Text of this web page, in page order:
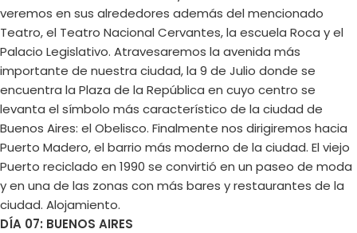
veremos en sus alrededores además del mencionado
Teatro, el Teatro Nacional Cervantes, la escuela Roca y el
Palacio Legislativo. Atravesaremos la avenida más
importante de nuestra ciudad, la 9 de Julio donde se
encuentra la Plaza de la República en cuyo centro se
levanta el símbolo más característico de la ciudad de
Buenos Aires: el Obelisco. Finalmente nos dirigiremos hacia
Puerto Madero, el barrio más moderno de la ciudad. El viejo
Puerto reciclado en 1990 se convirtió en un paseo de moda
y en una de las zonas con más bares y restaurantes de la
ciudad. Alojamiento.
DÍA 07: BUENOS AIRES